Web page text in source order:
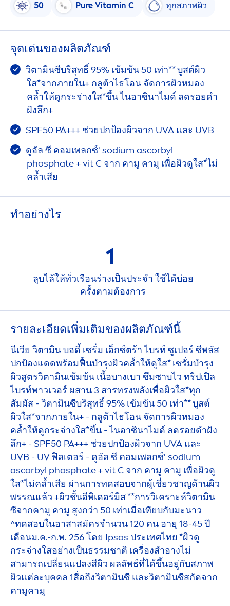
50 Pure Vitamin C ทุกสภาพผิว
จุดเด่นของผลิตภัณฑ์
วิตามินซีบริสุทธิ์ 95% เข้มข้น 50 เท่า** บูสต์ผิว
ใส*จากภายใน+ กลูต้าไธโอน จัดการผิวหมอง
คล้ำให้ดูกระจ่างใส*ขึ้น ไนอาซินาไมด์ ลดรอยดำ
ฝังลึก+
SPF50 PA+++ ช่วยปกป้องผิวจาก UVA และ UVB
ดูอัล ซี คอมเพลกซ์' sodium ascorbyl
phosphate + vit C จาก คามู คามู เพื่อผิวดูใส*ไม่
คล้ำเสีย
ทําอย่างไร
1
ลูบไล้ให้ทั่วเรือนร่างเป็นประจำ ใช้ได้บ่อย
ครั้งตามต้องการ
รายละเอียดเพิ่มเติมของผลิตภัณฑ์นี้
นีเวีย วิตามิน บอดี้ เซรั่ม เอ็กซ์ตร้า ไบรท์ ซูเปอร์ ซีพลัส
ปกป้องแดดพร้อมฟื้นบำรุงผิวคล้ำให้ดูใส* เซรั่มบำรุง
ผิวสูตรวิตามินเข้มข้น เนื้อบางเบา ซึมซาบไว ทริปเปิล
ไบรท์พาวเวอร์ ผสาน 3 สารทรงพลังเพื่อผิวใส*ทุก
สัมผัส - วิตามินซีบริสุทธิ์ 95% เข้มข้น 50 เท่า** บูสต์
ผิวใส*จากภายใน+ - กลูต้าไธโอน จัดการผิวหมอง
คล้ำให้ดูกระจ่างใส*ขึ้น - ไนอาซินาไมด์ ลดรอยดำฝัง
ลึก+ - SPF50 PA+++ ช่วยปกป้องผิวจาก UVA และ
UVB - UV ฟิลเตอร์ - ดูอัล ซี คอมเพลกซ์' sodium
ascorbyl phosphate + vit C จาก คามู คามู เพื่อผิวดู
ใส*ไม่คล้ำเสีย ผ่านการทดสอบจากผู้เชี่ยวชาญด้านผิว
พรรณแล้ว +ผิวชั้นอีพิเดอร์มิส **การวิเคราะห์วิตามิน
ซีจากคามู คามู สูงกว่า 50 เท่าเมื่อเทียบกับมะนาว
^ทดสอบในอาสาสมัครจำนวน 120 คน อายุ 18-45 ปี
เดือนม.ค.-ก.พ. 256 โดย Ipsos ประเทศไทย *ผิวดู
กระจ่างใสอย่างเป็นธรรมชาติ เครื่องสำอางไม่
สามารถเปลี่ยนแปลงสีผิว ผลลัพธ์ที่ได้ขึ้นอยู่กับสภาพ
ผิวแต่ละบุคคล 1สื่อถึงวิตามินซี และวิตามินซีสกัดจาก
คามูคามู